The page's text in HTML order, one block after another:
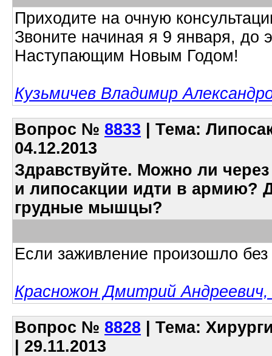
Приходите на очную
Звоните начиная я 9 января, до
Наступающим Новым Годом!
Кузьмичев Владимир
Вопрос № 8833 | Тема:
04.12.2013
Здравствуйте. Можно ли
и липосакции идти в армию?
грудные мышцы?
Если заживление произошло
Красножон Дмитрий Андреевич,
Вопрос № 8828 | Тема:
| 29.11.2013